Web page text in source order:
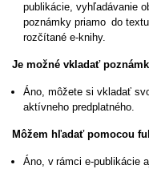
publikácie, vyhľadávanie
poznámky priamo do
rozčítané e-knihy.
Je možné vkladať
Áno, môžete si vkladať
aktívneho predplatného.
Môžem hľadať pomocou
Áno, v rámci e-publikácie